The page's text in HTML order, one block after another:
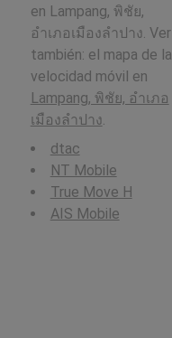
en Lampang, พิชัย,
อำเภอเมืองลำปาง. Ver
también: el mapa de la
velocidad móvil en
Lampang, พิชัย, อำเภอ
เมืองลำปาง.
dtac
NT Mobile
True Move H
AIS Mobile